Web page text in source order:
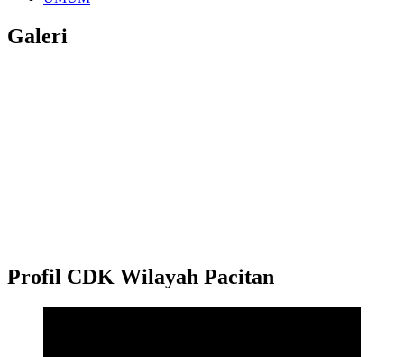
Galeri
Profil CDK Wilayah Pacitan